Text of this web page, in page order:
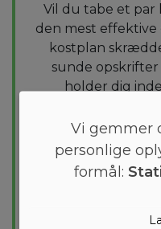
Vil du tabe et par
den mest
kostplan
sunde
holder dig
Vi gemmer
personlige
formål: